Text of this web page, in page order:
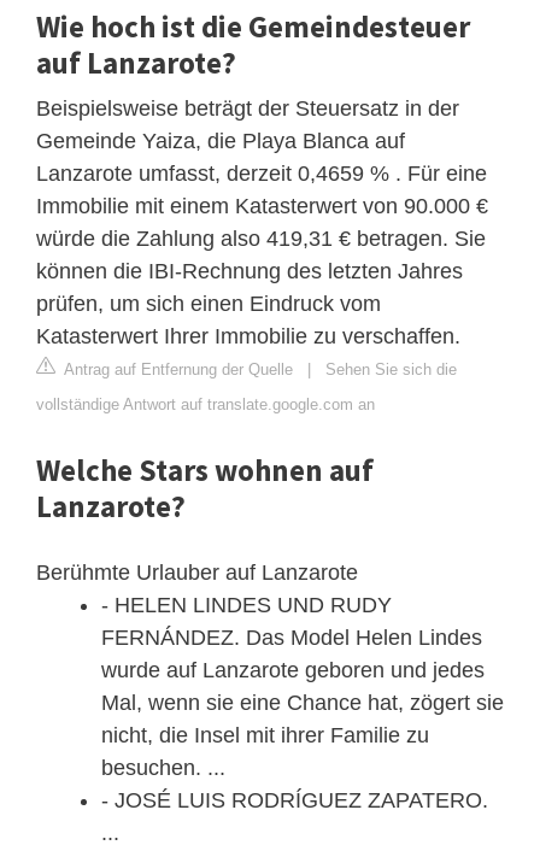
Wie hoch ist die Gemeindesteuer
auf Lanzarote?
Beispielsweise beträgt der Steuersatz in der
Gemeinde Yaiza, die Playa Blanca auf
Lanzarote umfasst, derzeit 0,4659 % . Für eine
Immobilie mit einem Katasterwert von 90.000 €
würde die Zahlung also 419,31 € betragen. Sie
können die IBI-Rechnung des letzten Jahres
prüfen, um sich einen Eindruck vom
Katasterwert Ihrer Immobilie zu verschaffen.
Antrag auf Entfernung der Quelle | Sehen Sie sich die
vollständige Antwort auf translate.google.com an
Welche Stars wohnen auf
Lanzarote?
Berühmte Urlauber auf Lanzarote
- HELEN LINDES UND RUDY
FERNÁNDEZ. Das Model Helen Lindes
wurde auf Lanzarote geboren und jedes
Mal, wenn sie eine Chance hat, zögert sie
nicht, die Insel mit ihrer Familie zu
besuchen. ...
- JOSÉ LUIS RODRÍGUEZ ZAPATERO.
...